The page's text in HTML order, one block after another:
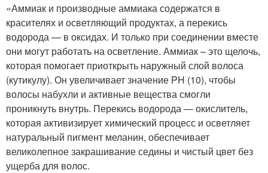
«Аммиак и производные аммиака содержатся в
красителях и осветляющий продуктах, а перекись
водорода — в оксидах. И только при соединении вместе
они могут работать на осветление. Аммиак – это щелочь,
которая помогает приоткрыть наружный слой волоса
(кутикулу). Он увеличивает значение PH (10), чтобы
волосы набухли и активные вещества смогли
проникнуть внутрь. Перекись водорода — окислитель,
которая активизирует химический процесс и осветляет
натуральный пигмент меланин, обеспечивает
великолепное закрашивание седины и чистый цвет без
ущерба для волос.